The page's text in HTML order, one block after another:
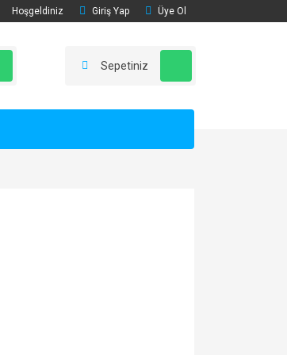
Hoşgeldiniz Giriş Yap Üye Ol
Sepetiniz